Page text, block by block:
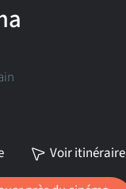
Voir itinéraire